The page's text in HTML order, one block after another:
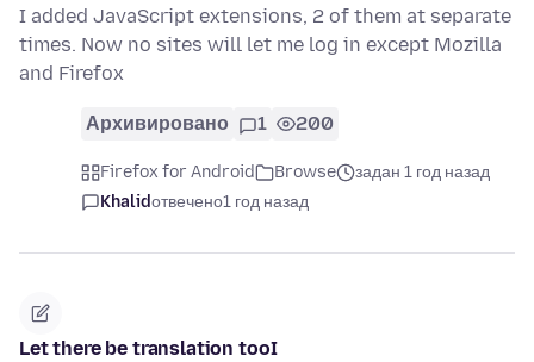
I added JavaScript extensions, 2 of them at separate
times. Now no sites will let me log in except Mozilla
and Firefox
Архивировано 1 200
Firefox for Android Browse
задан 1 год назад
Khalidотвечено1 год назад
Let there be translation tooI